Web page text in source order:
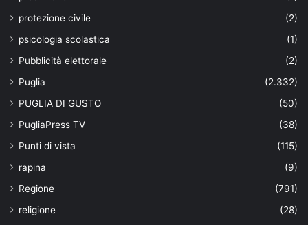
protezione civile
(2)
psicologia scolastica
(1)
Pubblicità elettorale
(2)
Puglia
(2.332)
PUGLIA DI GUSTO
(50)
PugliaPress TV
(38)
Punti di vista
(115)
rapina
(9)
Regione
(791)
religione
(28)